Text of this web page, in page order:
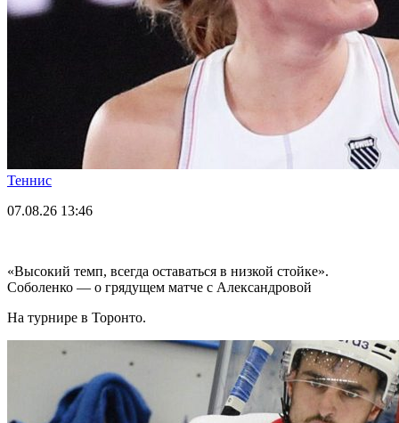
Теннис
07.08.26 13:46
«Высокий темп, всегда оставаться в низкой стойке».
Соболенко — о грядущем матче с Александровой
На турнире в Торонто.